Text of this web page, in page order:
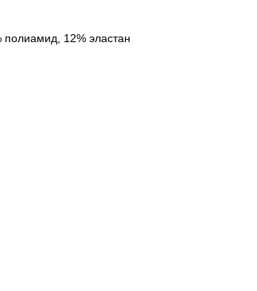
полиамид, 12% эластан